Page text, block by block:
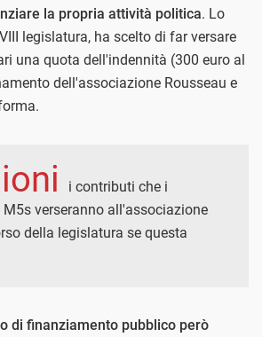
la propria attività politica. Lo
legislatura, ha scelto di far versare
una quota dell'indennità (300 euro al
dell'associazione Rousseau e
i contributi che i
verseranno all'associazione
della legislatura se questa
di finanziamento pubblico però